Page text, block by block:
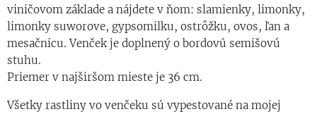
viničovom základe a nájdete v ňom: slamienky, limonky,
limonky suworove, gypsomilku, ostrôžku, ovos, ľan a
mesačnicu. Venček je doplnený o bordovú semišovú
stuhu.
Priemer v najširšom mieste je 36 cm.
Všetky rastliny vo venčeku sú vypestované na mojej